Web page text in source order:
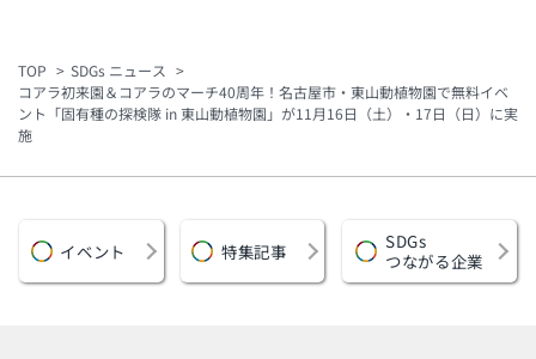
TOP
SDGs ニュース
コアラ初来園＆コアラのマーチ40周年！名古屋市・東山動植物園で無料イベ
ント「固有種の探検隊 in 東山動植物園」が11月16日（土）・17日（日）に実
施
イベント 特集記事
SDGs
つながる企業